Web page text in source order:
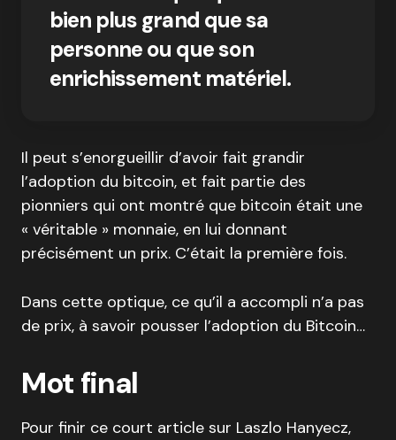
bien plus grand que sa
personne ou que son
enrichissement matériel.
Il peut s’enorgueillir d’avoir fait grandir
l’adoption du bitcoin, et fait partie des
pionniers qui ont montré que bitcoin était une
« véritable » monnaie, en lui donnant
précisément un prix. C’était la première fois.
Dans cette optique, ce qu’il a accompli n’a pas
de prix, à savoir pousser l’adoption du Bitcoin…
Mot final
Pour finir ce court article sur Laszlo Hanyecz,